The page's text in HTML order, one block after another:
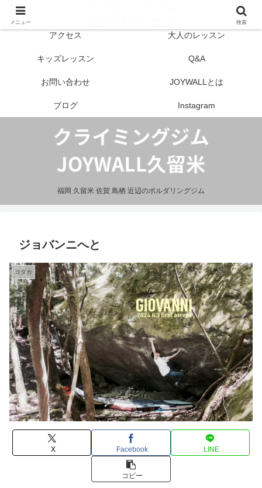
福岡 久留米 佐賀 鳥栖 近辺のボルダリングジム
アクセス 大人のレッスン
キッズレッスン Q&A
お問い合わせ JOYWALLとは
ブログ Instagram
ジョバンニへと
ヨダカ
X Facebook LINE
コピー
メニュー 検索